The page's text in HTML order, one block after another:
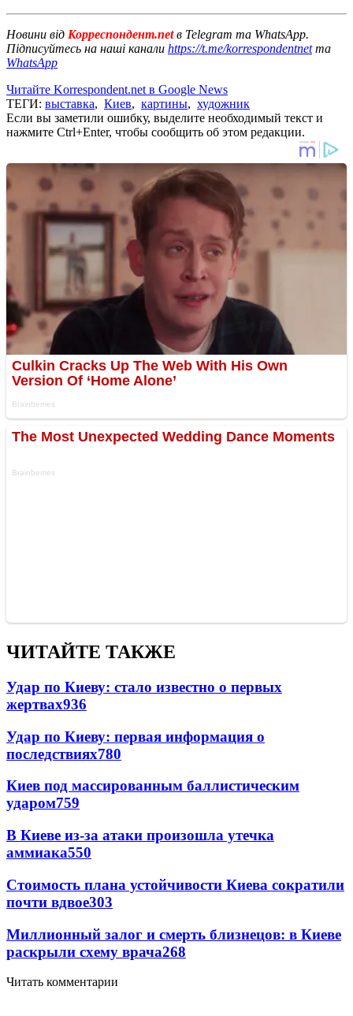
Новини від Корреспондент.netв Telegram та WhatsApp.
Підписуйтесь на наші канали https://t.me/korrespondentnetта
WhatsApp
Читайте Korrespondent.net в Google News
ТЕГИ: выставка, Киев, картины, художник
Если вы заметили ошибку, выделите необходимый текст и
нажмите Ctrl+Enter, чтобы сообщить об этом редакции.
ЧИТАЙТЕ ТАКЖЕ
Удар по Киеву: стало известно о первых
жертвах936
Удар по Киеву: первая информация о
последствиях780
Киев под массированным баллистическим
ударом759
В Киеве из-за атаки произошла утечка
аммиака550
Стоимость плана устойчивости Киева сократили
почти вдвое303
Миллионный залог и смерть близнецов: в Киеве
раскрыли схему врача268
Читать комментарии